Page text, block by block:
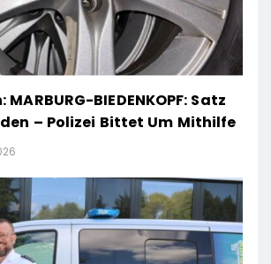
BIEDENKOPF: Satz
– Polizei Bittet Um Mithilfe